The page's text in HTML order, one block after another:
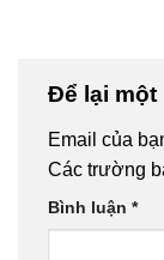
Để lại một
Email của
Các trường
Bình luận *